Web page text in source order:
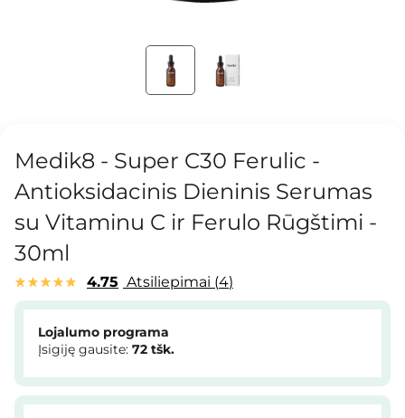
Medik8 - Super C30 Ferulic -
Antioksidacinis Dieninis Serumas
su Vitaminu C ir Ferulo Rūgštimi -
30ml
4.75 Atsiliepimai 4
Lojalumo programa
Įsigiję gausite: 72 tšk.